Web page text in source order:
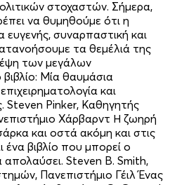
στοχαστών. Σήμερα,
να θυμηθούμε ότι η
ευγενής, συναρπαστική και
τα θεμέλιά της
των μεγάλων
Μία θαυμάσια
και
Steven Pinker, Καθηγητής
Χάρβαρντ Η ζωηρή
και οστά ακόμη και στις
ένα βιβλίο που μπορεί ο
απολαύσει. Steven B. Smith,
Πανεπιστήμιο Γέιλ Ένας